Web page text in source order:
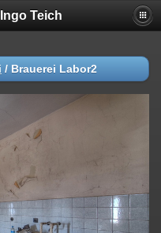
Teich
/ Brauerei Labor2